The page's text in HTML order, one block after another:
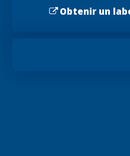
Obtenir un